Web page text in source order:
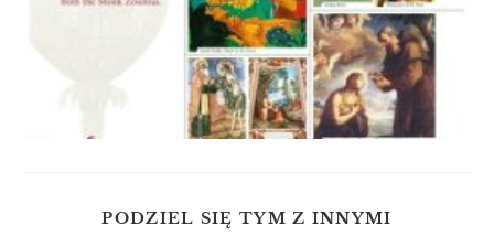
PODZIEL SIĘ TYM Z INNYMI